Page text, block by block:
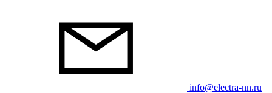
info@electra-nn.ru